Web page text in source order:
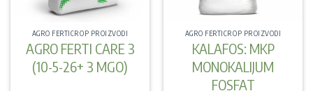
AGRO FERTICROP PROIZVODI
AGRO FERTI CARE 3
(10-5-26+ 3 MGO)
AGRO FERTICROP PROIZVODI
KALAFOS: MKP
MONOKALIJUM
FOSFAT